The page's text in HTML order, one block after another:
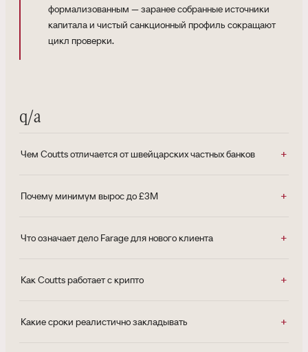
формализованным — заранее собранные источники
капитала и чистый санкционный профиль сокращают
цикл проверки.
q/a
Чем Coutts отличается от швейцарских частных банков
Почему минимум вырос до £3M
Что означает дело Farage для нового клиента
Как Coutts работает с крипто
Какие сроки реалистично закладывать